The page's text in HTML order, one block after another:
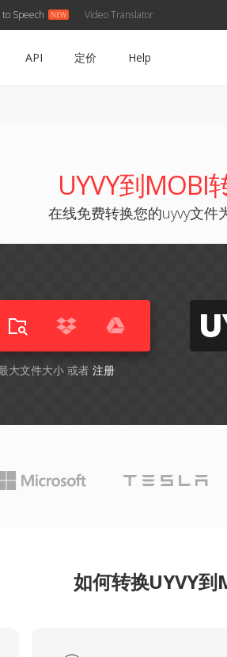
Speech Video Translator
API 定价 Help
UYVY到MOBI
在线免费转换您的uyvy文件
大文件大小 或者 注册
如何转换UYVY到